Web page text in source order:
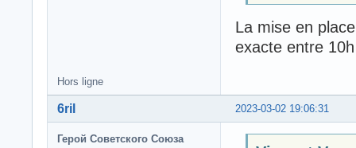
La mise en
exacte entre
Hors ligne
2023-03-02 19:06:31
6ril
Герой Советского Союза